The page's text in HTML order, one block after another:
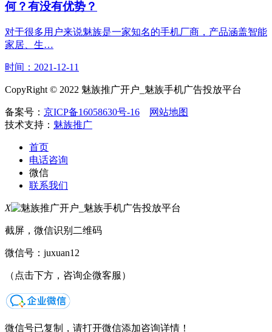
何？有没有优势？
对于很多用户来说魅族是一家知名的手机厂商，产品涵盖智能
家居、生…
时间：2021-12-11
CopyRight © 2022 魅族推广开户_魅族手机广告投放平台
备案号： 京ICP备16058630号-16
网站地图
技术支持： 魅族推广
首页
电话咨询
微信
联系我们
X
截屏，微信识别二维码
微信号： juxuan12
（点击下方，咨询企微客服）
微信号已复制，请打开微信添加咨询详情！